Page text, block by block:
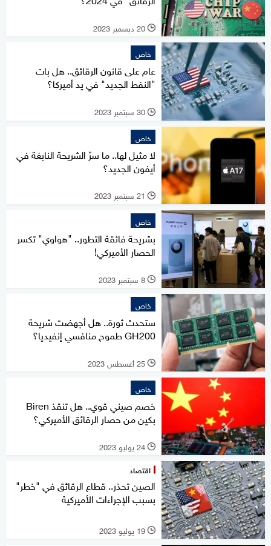
l 20 ديسمبر 2023
خاص
عام على قانون الرقائق.. هل بات
"النفط الجديد" في يد أميركا؟
l 30 سبتمبر 2023
خاص
لا مثيل لها.. ما سرّ الشريحة النابغة في
أيفون الجديد؟
l 21 سبتمبر 2023
خاص
بشريحة فائقة التطور.. "هواوي" تكسر
الحصار الأميركي!
l 8 سبتمبر 2023
خاص
ستحدث ثورة.. هل أجهضت شريحة
GH200 طموح منافسي إنفيديا؟
l 25 أغسطس 2023
خاص
خصم صيني قوي.. هل تنقذ Biren
بكين من حصار الرقائق الأميركي؟
l 24 يوليو 2023
اقتصاد
الصين تحذر.. قطاع الرقائق في "خطر"
بسبب الإجراءات الأميركية
l 19 يوليو 2023